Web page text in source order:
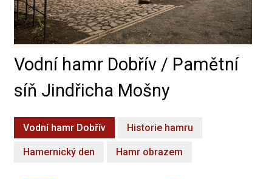
Vodní hamr Dobřív / Pamětní
síň Jindřicha Mošny
Vodní hamr Dobřív Historie hamru
Hamernický den Hamr obrazem